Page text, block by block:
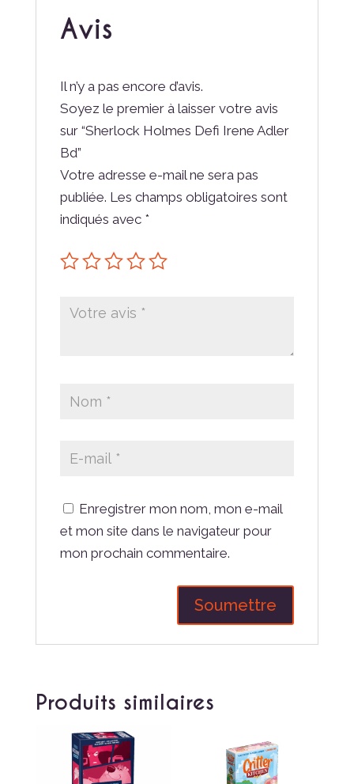
Avis
Il n’y a pas encore d’avis.
Soyez le premier à laisser votre avis
sur “Sherlock Holmes Defi Irene Adler
Bd”
Votre adresse e-mail ne sera pas
publiée. Les champs obligatoires sont
indiqués avec *
Enregistrer mon nom, mon e-mail
et mon site dans le navigateur pour
mon prochain commentaire.
Produits similaires